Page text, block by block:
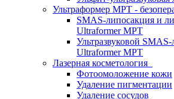
Ультраформер МРТ -
SMAS-липосакция и
Ultraformer MPT
Ультразвуковой
Ultraformer МРТ
Лазерная косметология
Фотоомоложение кожи
Удаление пигментации
Удаление сосудов